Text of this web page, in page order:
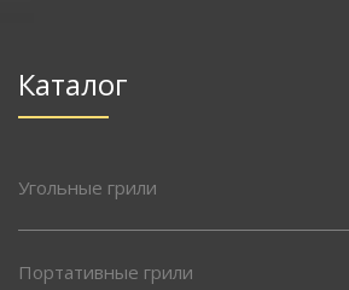
Каталог
Угольные грили
Портативные грили